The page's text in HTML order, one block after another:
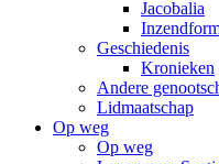
Jacobalia
Geschiedenis
Kronieken
Andere
Lidmaatschap
Op weg
Op weg